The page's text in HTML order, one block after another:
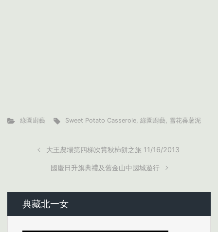
綠園廚藝 Sweet Potato Casserole,綠園廚藝, 雪花蕃薯泥
大王農場第四梯次賞秋柿餅之旅 11/16/2013
國慶日升旗典禮及舊金山中國城遊行
典藏北一女